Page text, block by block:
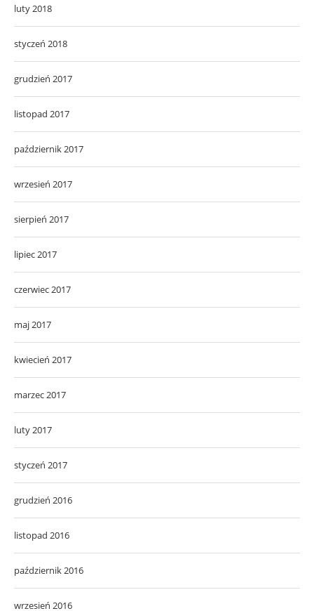
luty 2018
styczeń 2018
grudzień 2017
listopad 2017
październik 2017
wrzesień 2017
sierpień 2017
lipiec 2017
czerwiec 2017
maj 2017
kwiecień 2017
marzec 2017
luty 2017
styczeń 2017
grudzień 2016
listopad 2016
październik 2016
wrzesień 2016